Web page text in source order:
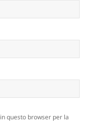
questo browser per la